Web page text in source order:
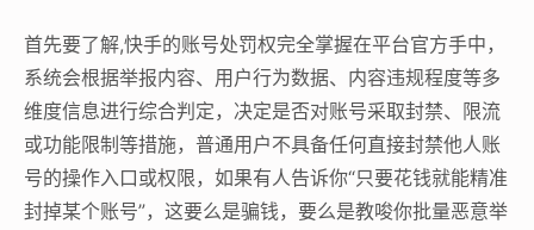
首先要了解,快手的账号处罚权完全掌握在平台官方手中，
系统会根据举报内容、用户行为数据、内容违规程度等多
维度信息进行综合判定，决定是否对账号采取封禁、限流
或功能限制等措施，普通用户不具备任何直接封禁他人账
号的操作入口或权限，如果有人告诉你“只要花钱就能精准
封掉某个账号”，这要么是骗钱，要么是教唆你批量恶意举